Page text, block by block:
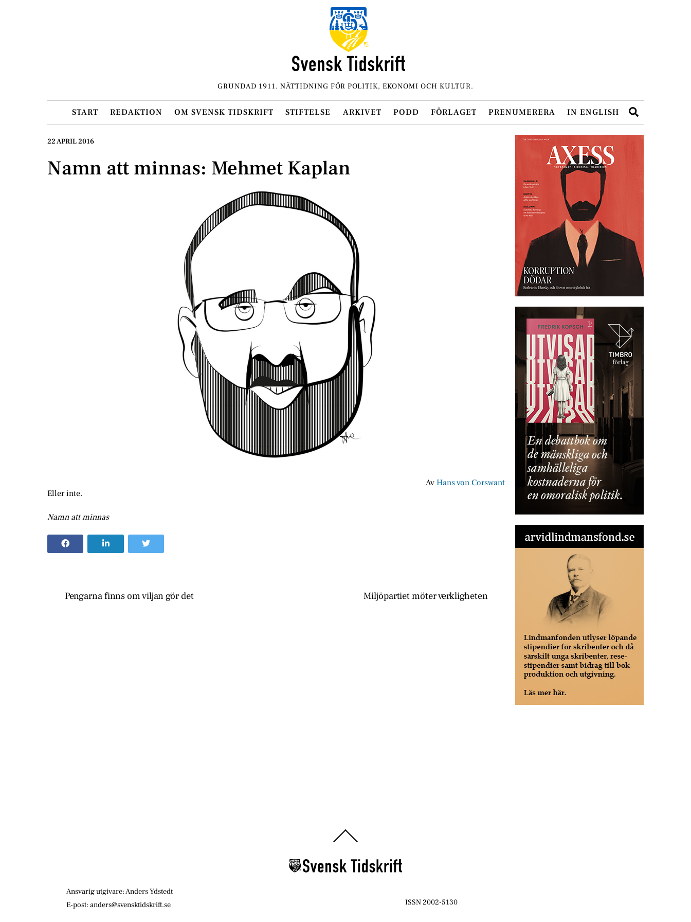
GRUNDAD 1911. NÄTTIDNING FÖR POLITIK, EKONOMI OCH KULTUR.
START REDAKTION OM SVENSK TIDSKRIFT STIFTELSE ARKIVET PODD FÖRLAGET PRENUMERERA IN ENGLISH
22 APRIL 2016
Namn att minnas: Mehmet Kaplan
AvHans von Corswant
Eller inte.
Namn att minnas
Pengarna finns om viljan gör det Miljöpartiet möter verkligheten
To
Ansvarig utgivare: Anders Ydstedt
E-post: anders@svensktidskrift.se
ISSN 2002-5130